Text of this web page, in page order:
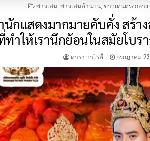
POSTED
ข่าวเด่น, ข่าวเด่นด้านบน, ข่าวเด่นตรงกลาง
กแสดงมากมายคับคั่ง สร้า
ทำให้เรานึกย้อนในสมัยโ
ดารา วาไรตี้ กรกฎาคม